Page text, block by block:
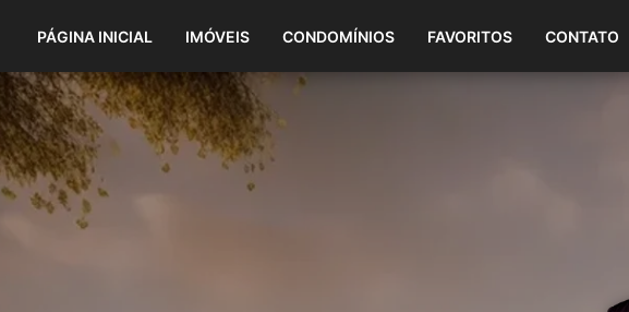
PÁGINA INICIAL IMÓVEIS CONDOMÍNIOS FAVORITOS CONTATO